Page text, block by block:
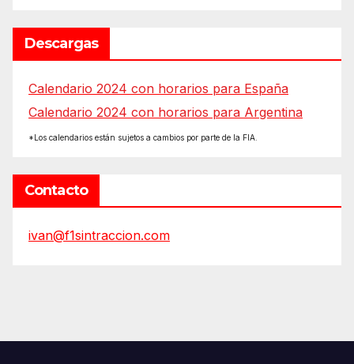
Descargas
Calendario 2024 con horarios para España
Calendario 2024 con horarios para Argentina
*Los calendarios están sujetos a cambios por parte de la FIA.
Contacto
ivan@f1sintraccion.com